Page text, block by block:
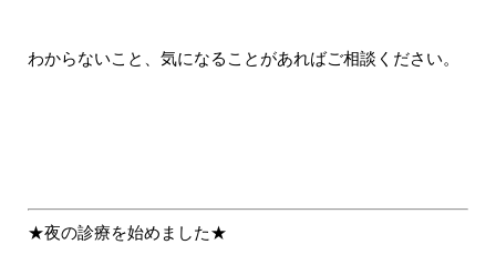
わからないこと、気になることがあればご相談ください。
★夜の診療を始めました★